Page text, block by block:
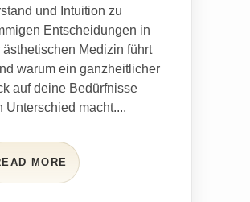
und Intuition zu
Entscheidungen in
ästhetischen Medizin führt
warum ein ganzheitlicher
auf deine Bedürfnisse
Unterschied macht....
MORE